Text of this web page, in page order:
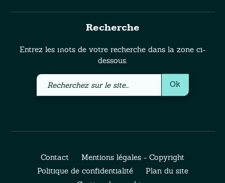
Recherche
Entrez les mots de votre recherche dans la zone ci-
dessous.
Recherchez
Ok
Contact
Mentions légales - Copyright
Politique de confidentialité
Plan du site